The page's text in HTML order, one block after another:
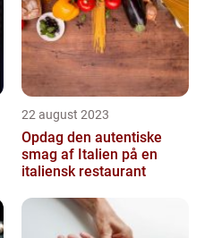
22 august 2023
Opdag den autentiske
smag af Italien på en
italiensk restaurant